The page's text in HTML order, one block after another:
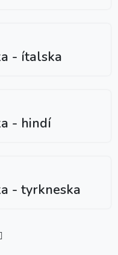
- ítalska
- hindí
- tyrkneska